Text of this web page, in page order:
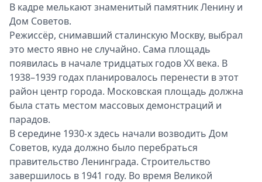
В кадре мелькают знаменитый памятник Ленину и
Дом Советов.
Режиссёр, снимавший сталинскую Москву, выбрал
это место явно не случайно. Сама площадь
появилась в начале тридцатых годов XX века. В
1938–1939 годах планировалось перенести в этот
район центр города. Московская площадь должна
была стать местом массовых демонстраций и
парадов.
В середине 1930-х здесь начали возводить Дом
Советов, куда должно было перебраться
правительство Ленинграда. Строительство
завершилось в 1941 году. Во время Великой